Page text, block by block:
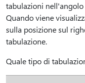
tabulazioni
Quando viene
sulla posizione sul
tabulazione.
Quale tipo di